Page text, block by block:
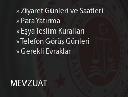
» Ziyaret Günleri ve Saatleri
» Para Yatırma
» Eşya Teslim Kuralları
» Telefon Görüş Günleri
» Gerekli Evraklar
MEVZUAT